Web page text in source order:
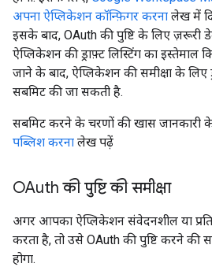
अपना ऐप्लिकेशन कॉन्फ़िगर करना लेख में
इसके बाद, OAuth की पुष्टि के लिए ज़रूरी
ऐप्लिकेशन की ड्राफ़्ट लिस्टिंग का इस्तेमाल
जाने के बाद, ऐप्लिकेशन की समीक्षा के लिए
सबमिट की जा सकती है.
सबमिट करने के चरणों की खास जानकारी
पब्लिश करना लेख पढ़ें
OAuth की पुष्टि की समीक्षा
अगर आपका ऐप्लिकेशन संवेदनशील या
करता है, तो उसे OAuth की पुष्टि करने की
होगा.